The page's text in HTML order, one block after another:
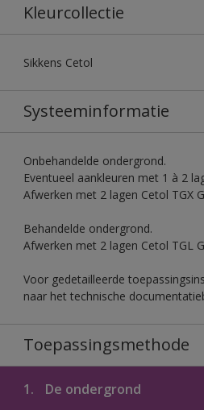
Kleurcollectie
Sikkens Cetol
Systeeminformatie
Onbehandelde ondergrond.
Eventueel aankleuren met 1 à 2
Afwerken met 2 lagen Cetol TGX
Behandelde ondergrond.
Afwerken met 2 lagen Cetol TGL
Voor gedetailleerde
naar het technische
Toepassingsmethode
1. De ondergrond